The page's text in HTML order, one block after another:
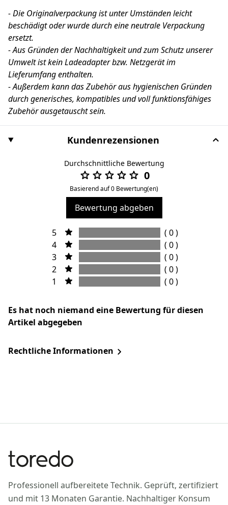
- Die Originalverpackung ist unter Umständen leicht
beschädigt oder wurde durch eine neutrale Verpackung
ersetzt.
- Aus Gründen der Nachhaltigkeit und zum Schutz unserer
Umwelt ist kein Ladeadapter bzw. Netzgerät im
Lieferumfang enthalten.
- Außerdem kann das Zubehör aus hygienischen Gründen
durch generisches, kompatibles und voll funktionsfähiges
Zubehör ausgetauscht sein.
Kundenrezensionen
Durchschnittliche Bewertung
0
Basierend auf 0 Bewertung(en)
Bewertung abgeben
5
( 0 )
4
( 0 )
3
( 0 )
2
( 0 )
1
( 0 )
Es hat noch niemand eine Bewertung für diesen
Artikel abgegeben
Rechtliche Informationen
Professionell aufbereitete Technik. Geprüft, zertifiziert
und mit 13 Monaten Garantie. Nachhaltiger Konsum